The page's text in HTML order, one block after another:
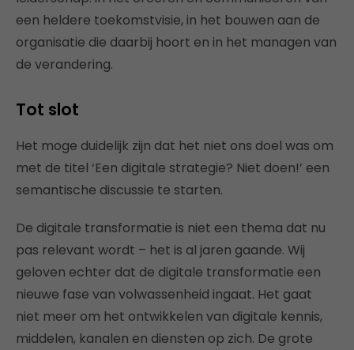
een heldere toekomstvisie, in het bouwen aan de
organisatie die daarbij hoort en in het managen van
de verandering.
Tot slot
Het moge duidelijk zijn dat het niet ons doel was om
met de titel ‘Een digitale strategie? Niet doen!’ een
semantische discussie te starten.
De digitale transformatie is niet een thema dat nu
pas relevant wordt – het is al jaren gaande. Wij
geloven echter dat de digitale transformatie een
nieuwe fase van volwassenheid ingaat. Het gaat
niet meer om het ontwikkelen van digitale kennis,
middelen, kanalen en diensten op zich. De grote